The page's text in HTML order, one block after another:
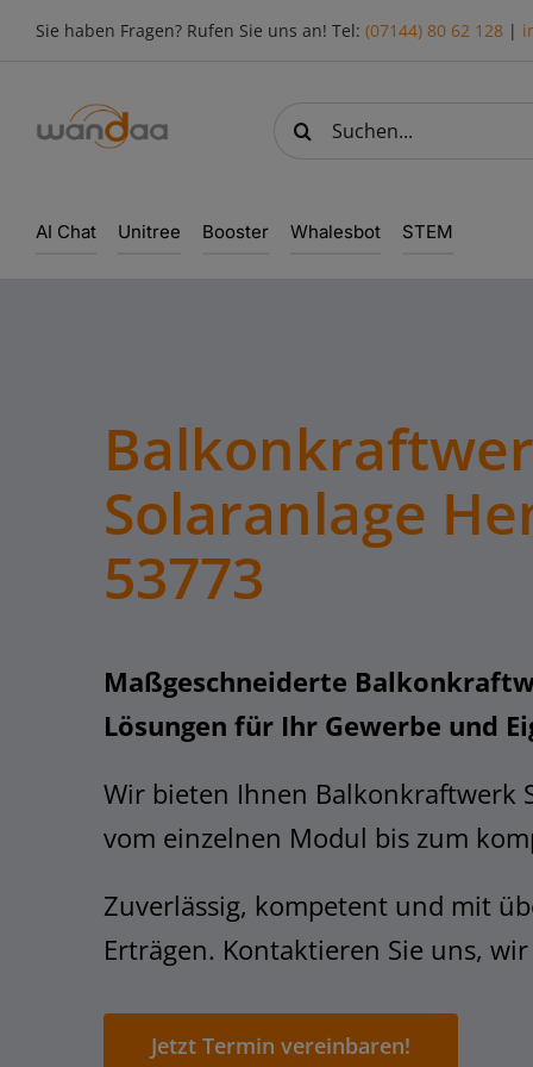
Sie haben Fragen? Rufen Sie uns an! Tel: (07144) 80 62 128|
nach:
AI Chat Unitree Booster Whalesbot STEM
Solaranlage
53773
Maßgeschneiderte
Lösungen für Ihr Gewerbe und
Wir bieten Ihnen Balkonkraftwerk
vom einzelnen Modul bis zum
Zuverlässig, kompetent und mit
Erträgen. Kontaktieren Sie uns,
Jetzt Termin vereinbaren!